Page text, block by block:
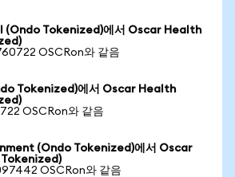
(Ondo Tokenized)에서 Oscar Health
OSCRon와 같음
Tokenized)에서 Oscar Health
OSCRon와 같음
(Ondo Tokenized)에서 Oscar
OSCRon와 같음